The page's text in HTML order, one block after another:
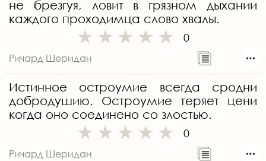
не брезгуя, ловит в грязном дыхании
каждого проходимца слово хвалы.
0
Ричард Шеридан
Истинное остроумие всегда сродни
добродушию. Остроумие теряет цени
когда оно соединено со злостью.
0
Ричард Шеридан